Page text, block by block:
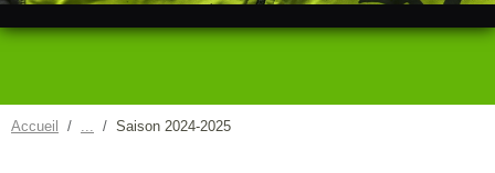
Accueil Saison 2024-2025